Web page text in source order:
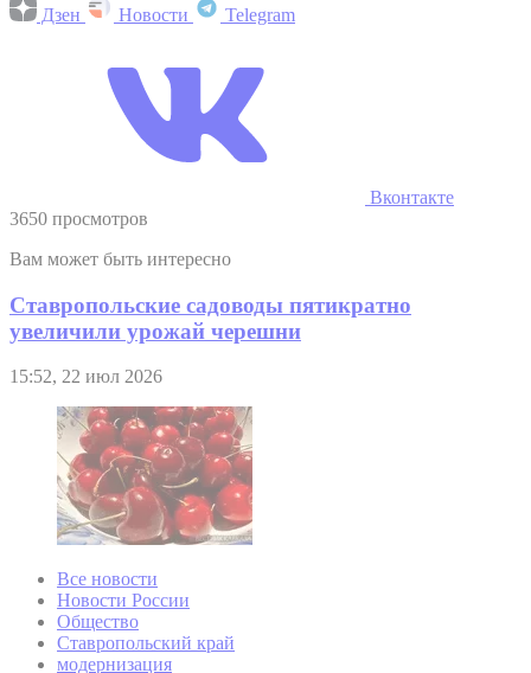
Дзен Новости Telegram
Вконтакте
3650 просмотров
Вам может быть интересно
Ставропольские садоводы пятикратно
увеличили урожай черешни
15:52, 22 июл 2026
Все новости
Новости России
Общество
Ставропольский край
модернизация